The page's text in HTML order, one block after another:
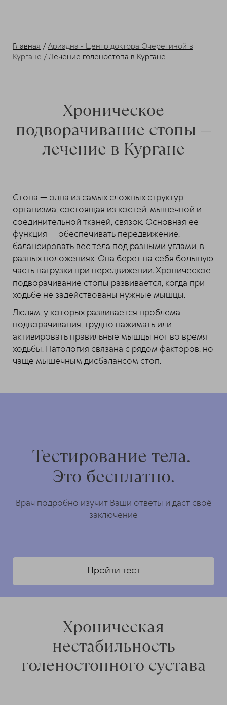
Главная /Ариадна - Центр доктора Очеретиной в
Кургане / Лечение голеностопа в Кургане
Хроническое
подворачивание стопы —
лечение в Кургане
Стопа — одна из самых сложных структур
организма, состоящая из костей, мышечной и
соединительной тканей, связок. Основная ее
функция — обеспечивать передвижение,
балансировать вес тела под разными углами, в
разных положениях. Она берет на себя большую
часть нагрузки при передвижении. Хроническое
подворачивание стопы развивается, когда при
ходьбе не задействованы нужные мышцы.
Людям, у которых развивается проблема
подворачивания, трудно нажимать или
активировать правильные мышцы ног во время
ходьбы. Патология связана с рядом факторов, но
чаще мышечным дисбалансом стоп.
Тестирование тела.
Это бесплатно.
Врач подробно изучит Ваши ответы и даст своё
заключение
Пройти тест
Хроническая
нестабильность
голеностопного сустава